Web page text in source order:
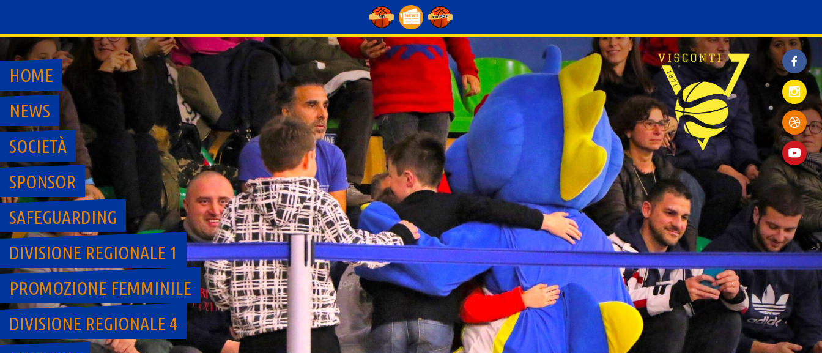
content
HOME
NEWS
SOCIETÀ
SPONSOR
SAFEGUARDING
DIVISIONE REGIONALE 1
PROMOZIONE FEMMINILE
DIVISIONE REGIONALE 4